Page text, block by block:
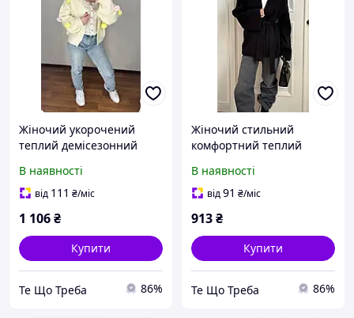
Жіночий укорочений
теплий демісезонний
В наявності
від 111 ₴/міс
1 106₴
Купити
Те Що Треба 86%
Жіночий стильний
комфортний теплий
чорний молочний 42-48
В наявності
від91 ₴/міс
913₴
Купити
Те Що Треба 86%